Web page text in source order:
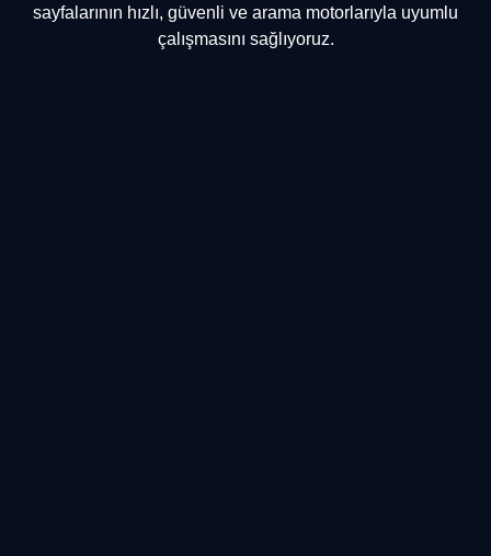
sayfalarının hızlı, güvenli ve arama motorlarıyla uyumlu
çalışmasını sağlıyoruz.